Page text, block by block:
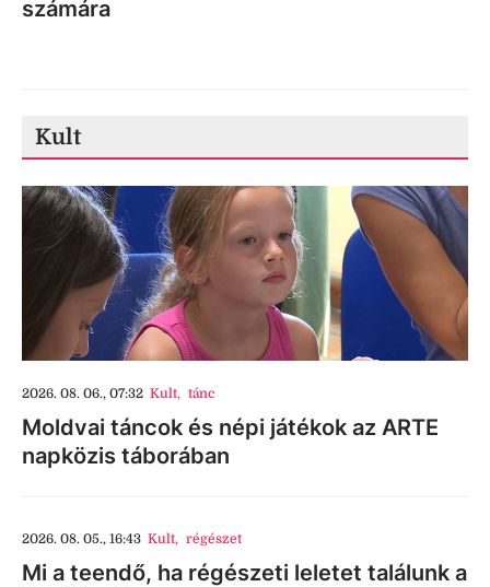
számára
Kult
2026. 08. 06., 07:32 Kult, tánc
Moldvai táncok és népi játékok az ARTE
napközis táborában
2026. 08. 05., 16:43 Kult, régészet
Mi a teendő, ha régészeti leletet találunk a